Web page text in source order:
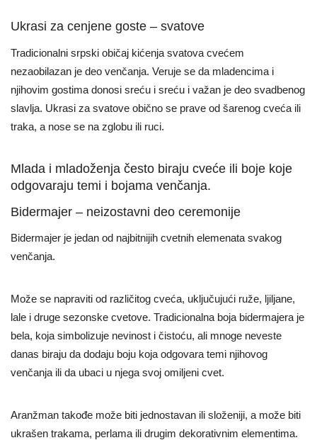
Ukrasi za cenjene goste – svatove
Tradicionalni srpski običaj kićenja svatova cvećem
nezaobilazan je deo venčanja. Veruje se da mladencima i
njihovim gostima donosi sreću i sreću i važan je deo svadbenog
slavlja. Ukrasi za svatove obično se prave od šarenog cveća ili
traka, a nose se na zglobu ili ruci.
Mlada i mladoženja često biraju cveće ili boje koje
odgovaraju temi i bojama venčanja.
Bidermajer – neizostavni deo ceremonije
Bidermajer je jedan od najbitnijih cvetnih elemenata svakog
venčanja.
Može se napraviti od različitog cveća, uključujući ruže, ljiljane,
lale i druge sezonske cvetove. Tradicionalna boja bidermajera je
bela, koja simbolizuje nevinost i čistoću, ali mnoge neveste
danas biraju da dodaju boju koja odgovara temi njihovog
venčanja ili da ubaci u njega svoj omiljeni cvet.
Aranžman takođe može biti jednostavan ili složeniji, a može biti
ukrašen trakama, perlama ili drugim dekorativnim elementima.